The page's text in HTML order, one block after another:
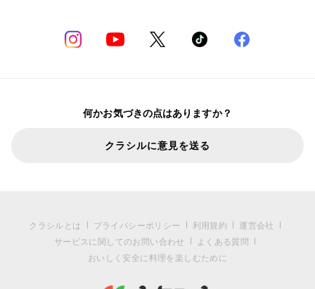
何かお気づきの点はありますか？
クラシルに意見を送る
クラシルとは プライバシーポリシー 利用規約
運営会社
サービスに関してのお問い合わせ
よくある質問
おいしく安全に料理を楽しむために